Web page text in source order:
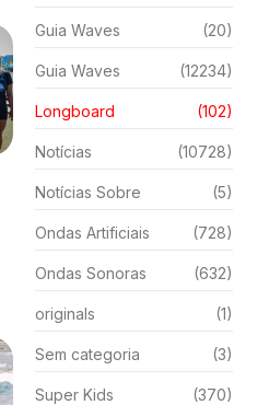
Guia Waves (20)
Guia Waves (12234)
Longboard (102)
Notícias (10728)
Notícias Sobre (5)
Ondas Artificiais (728)
Ondas Sonoras (632)
originals (1)
Sem categoria (3)
Super Kids (370)